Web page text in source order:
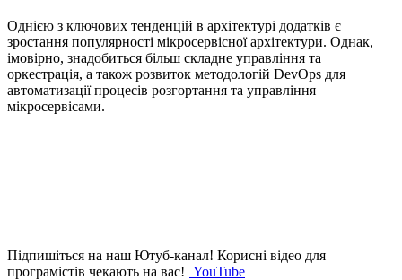
Однією з ключових тенденцій в архітектурі додатків є
зростання популярності мікросервісної архітектури. Однак,
імовірно, знадобиться більш складне управління та
оркестрація, а також розвиток методологій DevOps для
автоматизації процесів розгортання та управління
мікросервісами.
Підпишіться на наш Ютуб-канал! Корисні відео для
програмістів чекають на вас! YouTube